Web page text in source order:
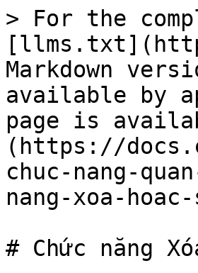
> For the
Markdown
available by
page is
(https://
chuc-nang-
nang-xoa-
# Chức năng